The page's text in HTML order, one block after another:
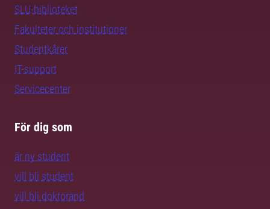
SLU-biblioteket
Fakulteter och institutioner
Studentkårer
IT-support
Servicecenter
För dig som
är ny student
vill bli student
vill bli doktorand